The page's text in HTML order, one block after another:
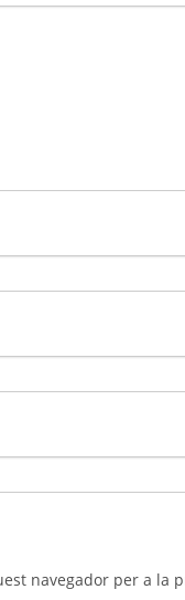
navegador per a la